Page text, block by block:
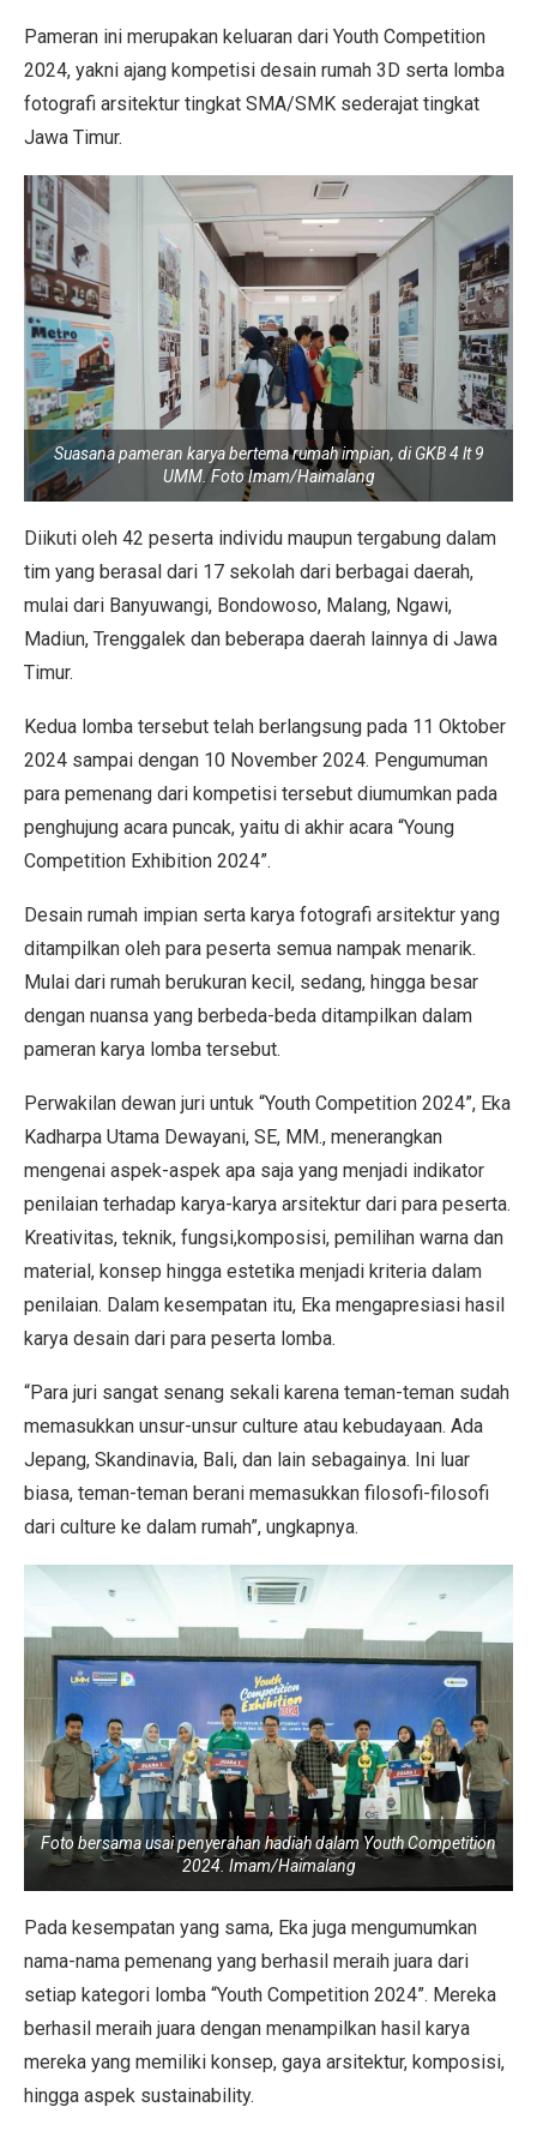
Pameran ini merupakan keluaran dari Youth Competition
2024, yakni ajang kompetisi desain rumah 3D serta lomba
fotografi arsitektur tingkat SMA/SMK sederajat tingkat
Jawa Timur.
Suasana pameran karya bertema rumah impian, di GKB 4 lt 9
UMM. Foto Imam/Haimalang
Diikuti oleh 42 peserta individu maupun tergabung dalam
tim yang berasal dari 17 sekolah dari berbagai daerah,
mulai dari Banyuwangi, Bondowoso, Malang, Ngawi,
Madiun, Trenggalek dan beberapa daerah lainnya di Jawa
Timur.
Kedua lomba tersebut telah berlangsung pada 11 Oktober
2024 sampai dengan 10 November 2024. Pengumuman
para pemenang dari kompetisi tersebut diumumkan pada
penghujung acara puncak, yaitu di akhir acara “Young
Competition Exhibition 2024”.
Desain rumah impian serta karya fotografi arsitektur yang
ditampilkan oleh para peserta semua nampak menarik.
Mulai dari rumah berukuran kecil, sedang, hingga besar
dengan nuansa yang berbeda-beda ditampilkan dalam
pameran karya lomba tersebut.
Perwakilan dewan juri untuk “Youth Competition 2024”, Eka
Kadharpa Utama Dewayani, SE, MM., menerangkan
mengenai aspek-aspek apa saja yang menjadi indikator
penilaian terhadap karya-karya arsitektur dari para peserta.
Kreativitas, teknik, fungsi,komposisi, pemilihan warna dan
material, konsep hingga estetika menjadi kriteria dalam
penilaian. Dalam kesempatan itu, Eka mengapresiasi hasil
karya desain dari para peserta lomba.
“Para juri sangat senang sekali karena teman-teman sudah
memasukkan unsur-unsur culture atau kebudayaan. Ada
Jepang, Skandinavia, Bali, dan lain sebagainya. Ini luar
biasa, teman-teman berani memasukkan filosofi-filosofi
dari culture ke dalam rumah”, ungkapnya.
Foto bersama usai penyerahan hadiah dalam Youth Competition
2024. Imam/Haimalang
Pada kesempatan yang sama, Eka juga mengumumkan
nama-nama pemenang yang berhasil meraih juara dari
setiap kategori lomba “Youth Competition 2024”. Mereka
berhasil meraih juara dengan menampilkan hasil karya
mereka yang memiliki konsep, gaya arsitektur, komposisi,
hingga aspek sustainability.